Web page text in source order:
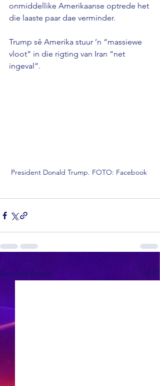
onmiddellike Amerikaanse optrede het
die laaste paar dae verminder.
Trump sê Amerika stuur ’n “massiewe
vloot” in die rigting van Iran “net
ingeval”.
President Donald Trump. FOTO: Facebook
Recent Posts See All